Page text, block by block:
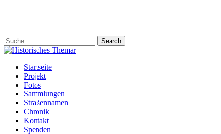
content
Search
Close
search
Menu
Startseite
Projekt
Fotos
Sammlungen
Straßennamen
Chronik
Kontakt
Spenden